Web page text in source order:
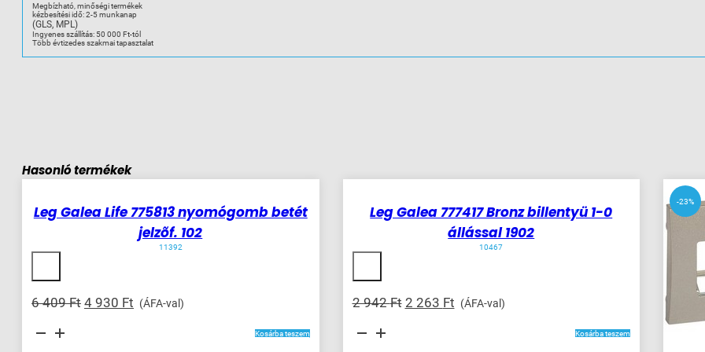
Megbízható, minőségi termékek
kézbesítési idő: 2-5 munkanap
(GLS, MPL)
Ingyenes szállítás: 50 000 Ft-tól
Több évtizedes szakmai tapasztalat
Hasonló termékek
Leg Galea Life 775813 nyomógomb betét
jelzõf. 102
11392
6 409Ft Original
4 930 Ft Current
(ÁFA-val)
Galea
Kosárba teszem
Leg Galea 777417 Bronz billentyü 1-0
állással 1902
10467
2 942Ft Original
2 263 FtCurrent
(ÁFA-val)
Galea
Kosárba teszem
-23%